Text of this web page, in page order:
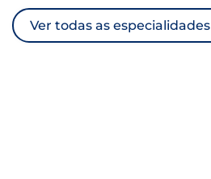
TRATAMENTO DE ANIMAIS
Ver todas as especialidades